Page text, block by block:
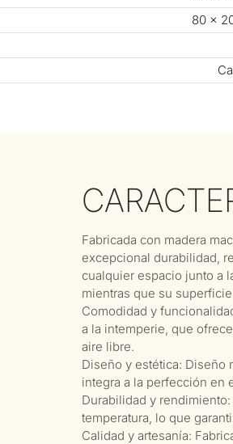
80 ×
Fabricada con madera
excepcional durabilidad,
cualquier espacio junto a
mientras que su
Comodidad y
a la intemperie, que
aire libre.
Diseño y estética: Diseño
integra a la perfección en
Durabilidad y
temperatura, lo que
Calidad y artesanía: